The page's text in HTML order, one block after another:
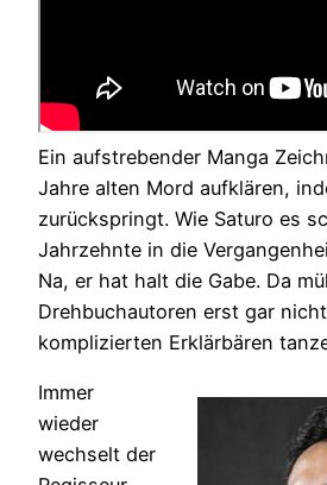
Ein aufstrebender Manga
Jahre alten Mord aufklären,
zurückspringt. Wie Saturo es
Jahrzehnte in die
Na, er hat halt die Gabe. Da
Drehbuchautoren erst gar
komplizierten Erklärbären
Immer
wieder
wechselt der